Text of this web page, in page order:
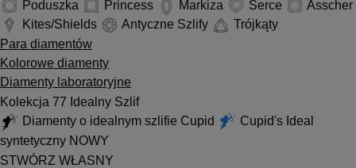
Poduszka
Princess Markiza Serce
Asscher
Kites/Shields
Antyczne Szlify
Trójkąty
Para diamentów
Kolorowe diamenty
Diamenty laboratoryjne
Kolekcja 77 Idealny Szlif
Diamenty o idealnym szlifie Cupid
Cupid's Ideal
syntetyczny NOWY
STWÓRZ WŁASNY